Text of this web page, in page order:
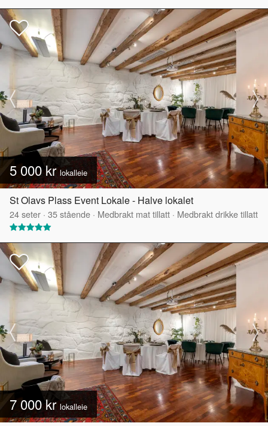
5 000 krlokalleie
St Olavs Plass Event Lokale - Halve lokalet
24seter · 35stående · Medbrakt mat tillatt · Medbrakt drikke tillatt
7 000 krlokalleie